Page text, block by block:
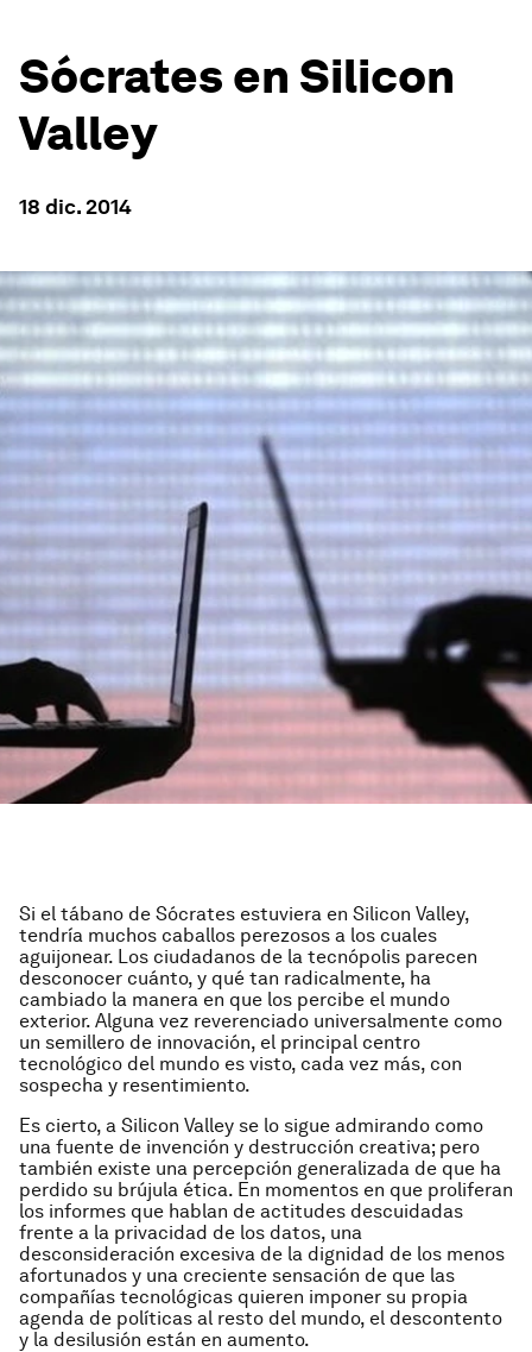
Sócrates en Silicon
Valley
18 dic. 2014
Si el tábano de Sócrates estuviera en Silicon Valley,
tendría muchos caballos perezosos a los cuales
aguijonear. Los ciudadanos de la tecnópolis parecen
desconocer cuánto, y qué tan radicalmente, ha
cambiado la manera en que los percibe el mundo
exterior. Alguna vez reverenciado universalmente como
un semillero de innovación, el principal centro
tecnológico del mundo es visto, cada vez más, con
sospecha y resentimiento.
Es cierto, a Silicon Valley se lo sigue admirando como
una fuente de invención y destrucción creativa; pero
también existe una percepción generalizada de que ha
perdido su brújula ética. En momentos en que proliferan
los informes que hablan de actitudes descuidadas
frente a la privacidad de los datos, una
desconsideración excesiva de la dignidad de los menos
afortunados y una creciente sensación de que las
compañías tecnológicas quieren imponer su propia
agenda de políticas al resto del mundo, el descontento
y la desilusión están en aumento.